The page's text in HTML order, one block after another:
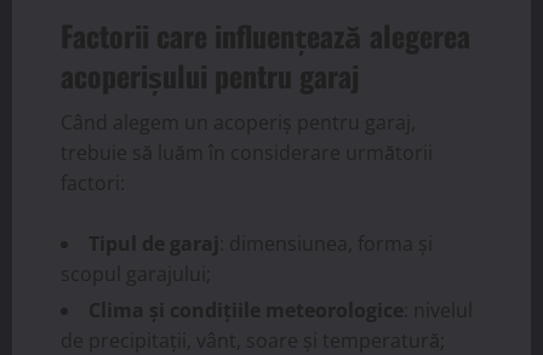
Factorii care influențează alegerea
acoperișului pentru garaj
Când alegem un acoperiș pentru garaj,
trebuie să luăm în considerare următorii
factori:
Tipul de garaj : dimensiunea, forma și
scopul garajului;
Clima și condițiile meteorologice : nivelul
de precipitații, vânt, soare și temperatură;